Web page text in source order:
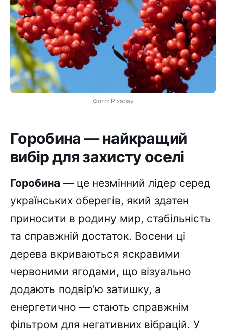
Фото: Pixabay
Горобина — найкращий
вибір для захисту оселі
Горобина — це незмінний лідер серед
українських оберегів, який здатен
приносити в родину мир, стабільність
та справжній достаток. Восени ці
дерева вкриваються яскравими
червоними ягодами, що візуально
додають подвір’ю затишку, а
енергетично — стають справжнім
фільтром для негативних вібрацій. У